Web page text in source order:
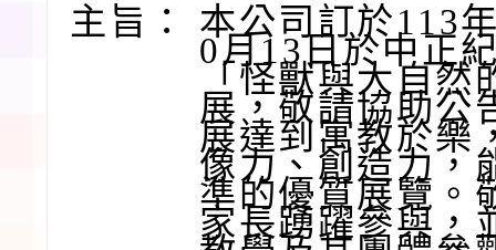
主旨： 本公司訂於113
0月13日於中正
「怪獸與大自
展，敬請協助公
展達到寓教於樂
像力、創造力，
準的優質展覽。
家長踴躍參與，